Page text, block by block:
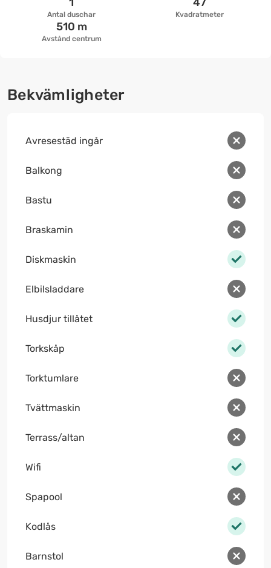
Antal duschar Kvadratmeter
Avstånd centrum
510 m
Bekvämligheter
Avresestäd ingår
Balkong
Bastu
Braskamin
Diskmaskin
Elbilsladdare
Husdjur tillåtet
Torkskåp
Torktumlare
Tvättmaskin
Terrass/altan
Wifi
Spapool
Kodlås
Barnstol